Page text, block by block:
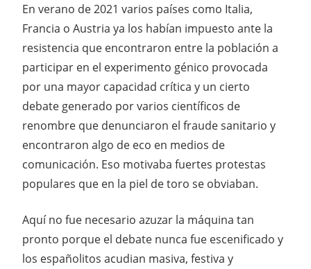
En verano de 2021 varios países como Italia,
Francia o Austria ya los habían impuesto ante la
resistencia que encontraron entre la población a
participar en el experimento génico provocada
por una mayor capacidad crítica y un cierto
debate generado por varios científicos de
renombre que denunciaron el fraude sanitario y
encontraron algo de eco en medios de
comunicación. Eso motivaba fuertes protestas
populares que en la piel de toro se obviaban.
Aquí no fue necesario azuzar la máquina tan
pronto porque el debate nunca fue escenificado y
los españolitos acudian masiva, festiva y